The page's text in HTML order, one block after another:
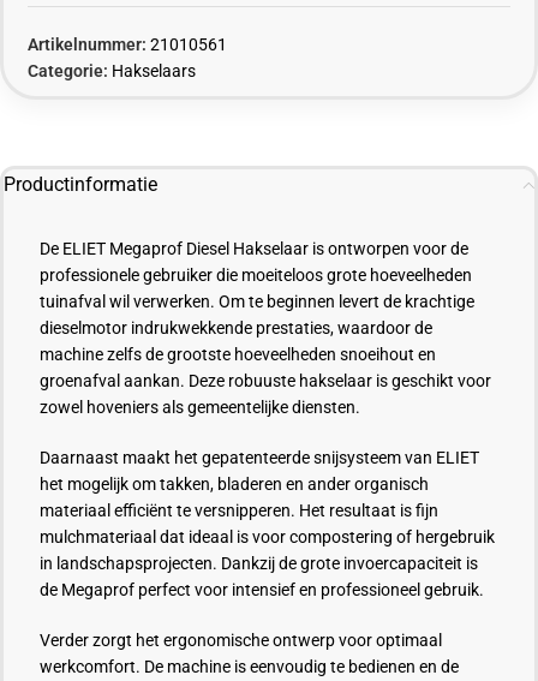
Artikelnummer: 21010561
Categorie: Hakselaars
Productinformatie
De ELIET Megaprof Diesel Hakselaar is ontworpen voor de
professionele gebruiker die moeiteloos grote hoeveelheden
tuinafval wil verwerken. Om te beginnen levert de krachtige
dieselmotor indrukwekkende prestaties, waardoor de
machine zelfs de grootste hoeveelheden snoeihout en
groenafval aankan. Deze robuuste hakselaar is geschikt voor
zowel hoveniers als gemeentelijke diensten.
Daarnaast maakt het gepatenteerde snijsysteem van ELIET
het mogelijk om takken, bladeren en ander organisch
materiaal efficiënt te versnipperen. Het resultaat is fijn
mulchmateriaal dat ideaal is voor compostering of hergebruik
in landschapsprojecten. Dankzij de grote invoercapaciteit is
de Megaprof perfect voor intensief en professioneel gebruik.
Verder zorgt het ergonomische ontwerp voor optimaal
werkcomfort. De machine is eenvoudig te bedienen en de